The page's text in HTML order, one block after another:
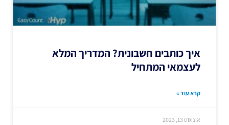
איך כותבים חשבונית? המדריך המלא
לעצמאי המתחיל
קרא עוד »
אוגוסט 13, 2023